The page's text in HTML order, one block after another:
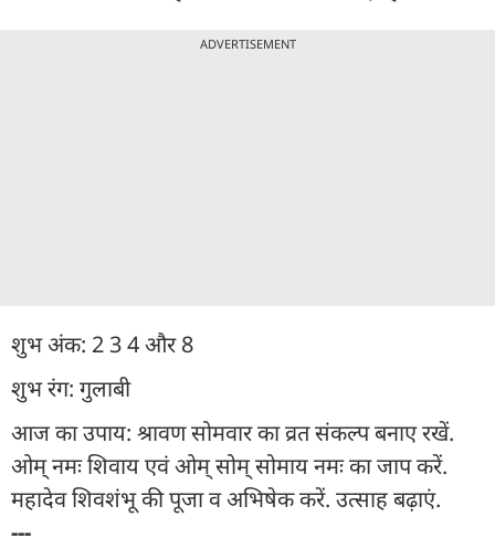
ADVERTISEMENT
शुभ अंक: 2 3 4 और 8
शुभ रंग: गुलाबी
आज का उपाय: श्रावण सोमवार का व्रत संकल्प बनाए रखें.
ओम् नमः शिवाय एवं ओम् सोम् सोमाय नमः का जाप करें.
महादेव शिवशंभू की पूजा व अभिषेक करें. उत्साह बढ़ाएं.
---